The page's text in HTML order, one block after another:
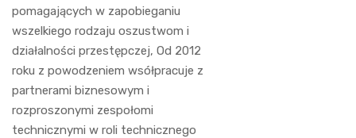
pomagających w zapobieganiu
wszelkiego rodzaju oszustwom i
działalności przestępczej, Od 2012
roku z powodzeniem wsółpracuje z
partnerami biznesowym i
rozproszonymi zespołomi
technicznymi w roli technicznego